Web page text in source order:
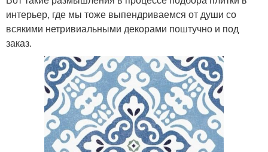
интерьер, где мы тоже выпендриваемся от души со
всякими нетривиальными декорами поштучно и под
заказ.